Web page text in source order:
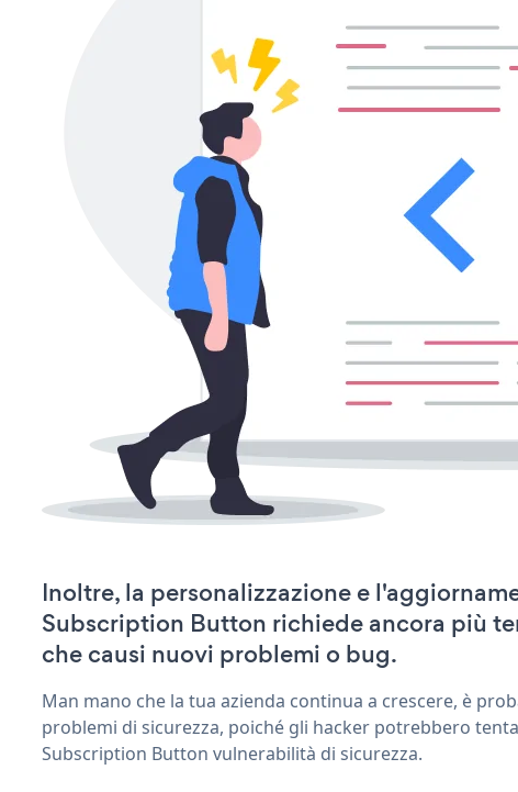
Inoltre, la personalizzazione e
Subscription Button richiede ancora più
che causi nuovi problemi o bug.
Man mano che la tua azienda continua a crescere, è
problemi di sicurezza, poiché gli hacker potrebbero
Subscription Button vulnerabilità di sicurezza.